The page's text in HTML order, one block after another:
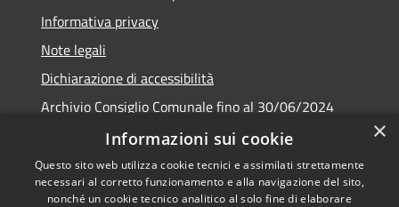
Informativa privacy
Note legali
Dichiarazione di accessibilità
Archivio Consiglio Comunale fino al 30/06/2024
Consiglio Comunale Online
×
Informazioni sui cookie
Questo sito web utilizza cookie tecnici e assimilati strettamente
necessari al corretto funzionamento e alla navigazione del sito,
nonché un cookie tecnico analitico al solo fine di elaborare